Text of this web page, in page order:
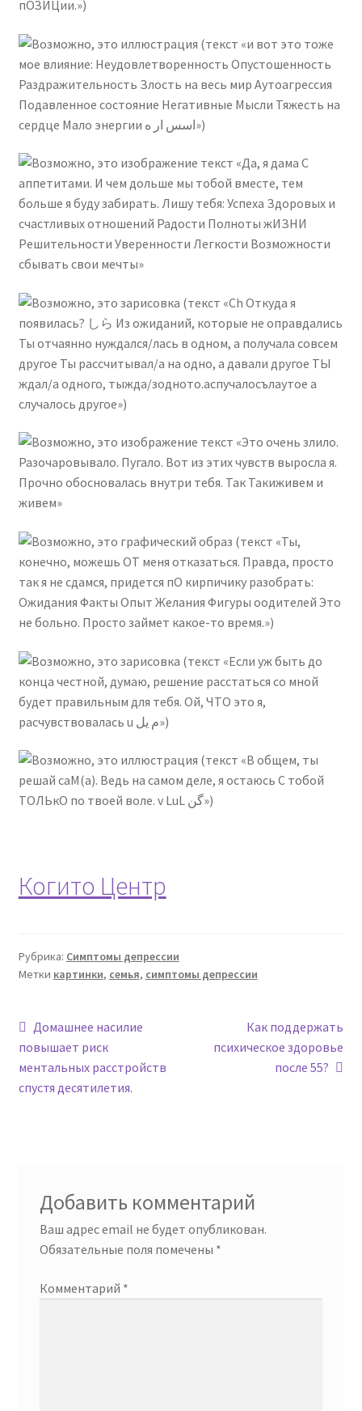
Когито Центр
Рубрика: Симптомы депрессии
Метки картинки, семья, симптомы депрессии
Навигация
по
записям
Предыдущая
запись:
Домашнее насилие
повышает риск
ментальных расстройств
спустя десятилетия.
Следующая
запись:
Как поддержать
психическое здоровье
после 55?
Добавить комментарий
Ваш адрес email не будет опубликован.
Обязательные поля помечены *
Комментарий *